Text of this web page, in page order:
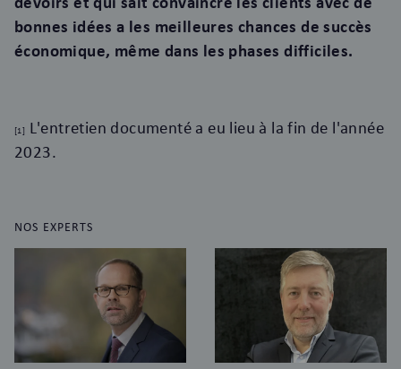
bonnes idées a les meilleures chances de succès
économique, même dans les phases difficiles.
[1] L'entretien documenté a eu lieu à la fin de l'année
2023.
NOS EXPERTS